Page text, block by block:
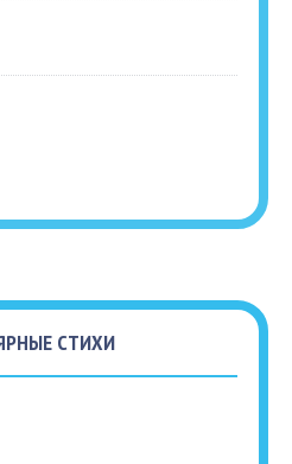
СТИХИ